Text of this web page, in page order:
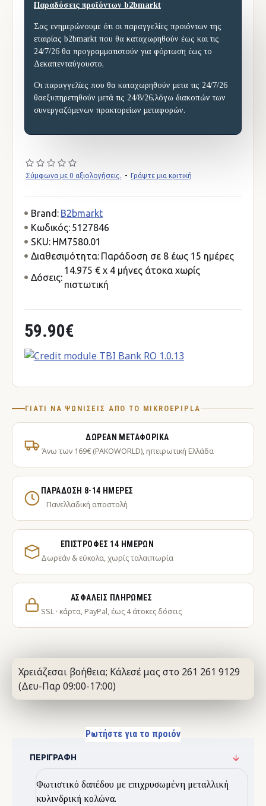
Παραδόσεις προϊόντων b2bmarkt
Σας ενημερώνουμε ότι οι παραγγελίες προιόντων της
εταιρίας b2bmarkt που θα καταχωρηθούν έως και τις
24/7/26 θα προγραμματιστούν για φόρτωση έως το
Δεκαπενταύγουστο,
Οι παραγγελίες που θα καταχωρηθούν μετα τις 24/7/26
θαεξυπηρετηθούν μετά τις 24/8/26,λόγω διακοπών των
συνεργαζόμενων πρακτορείων μεταφορών.
Σύμφωνα με 0 αξιολογήσεις. - Γράψτε μια κριτική
59.90€
Brand: B2bmarkt
Κωδικός: 5127846
SKU: HM7580.01
Διαθεσιμότητα: Παράδοση σε 8 έως 15 ημέρες
Δόσεις:
14.975 € x 4 μήνες άτοκα χωρίς
πιστωτική
ΓΙΑΤΊ ΝΑ ΨΩΝΊΣΕΙΣ ΑΠΌ ΤΟ MIKROEPIPLA
ΔΩΡΕΆΝ ΜΕΤΑΦΟΡΙΚΆ
Άνω των 169€ (PAKOWORLD), ηπειρωτική Ελλάδα
ΠΑΡΆΔΟΣΗ 8-14 ΗΜΈΡΕΣ
Πανελλαδική αποστολή
ΕΠΙΣΤΡΟΦΈΣ 14 ΗΜΕΡΏΝ
Δωρεάν & εύκολα, χωρίς ταλαιπωρία
ΑΣΦΑΛΕΊΣ ΠΛΗΡΩΜΈΣ
SSL · κάρτα, PayPal, έως 4 άτοκες δόσεις
Χρειάζεσαι βοήθεια; Κάλεσέ μας στο 261 261 9129
(Δευ-Παρ 09:00-17:00)
Ρωτήστε για το προιόν
ΠΕΡΙΓΡΑΦΉ
Φωτιστικό δαπέδου με επιχρυσωμένη μεταλλική
κυλινδρική κολώνα.